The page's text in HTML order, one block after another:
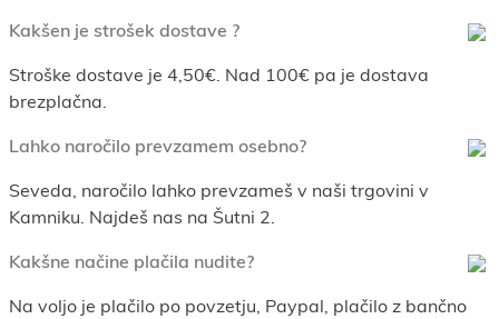
Kakšen je strošek dostave ?
Stroške dostave je 4,50€. Nad 100€ pa je dostava
brezplačna.
Lahko naročilo prevzamem osebno?
Seveda, naročilo lahko prevzameš v naši trgovini v
Kamniku. Najdeš nas na Šutni 2.
Kakšne načine plačila nudite?
Na voljo je plačilo po povzetju, Paypal, plačilo z bančno